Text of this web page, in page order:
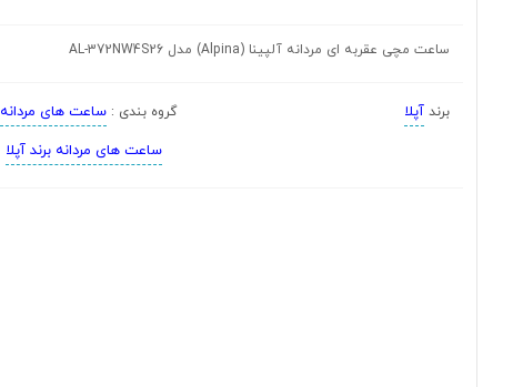
ساعت مچی عقربه ای مردانه آلپینا (Alpina) مدل AL-372NW4S26
برندآپلا گروه بندی :ساعت های مردانه
ساعت های مردانه برند آپلا